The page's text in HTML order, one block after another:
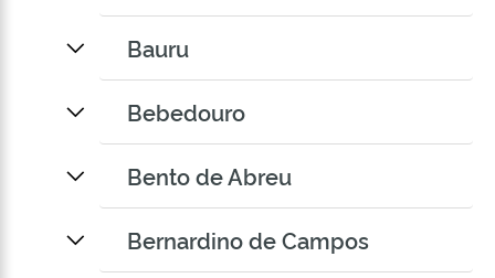
Bauru
Bebedouro
Bento de Abreu
Bernardino de Campos